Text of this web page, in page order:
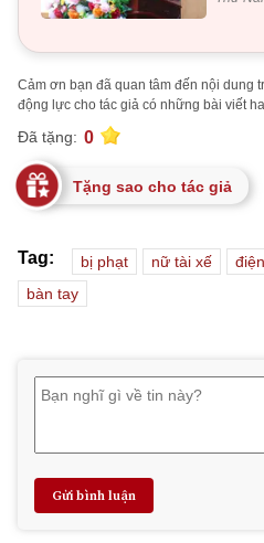
Cảm ơn bạn đã quan tâm đến nội dung
động lực cho tác giả có những bài viết
Đã tặng: 0
Tặng sao cho tác giả
Tag: bị phạt nữ tài xế
bàn tay
Gửi bình luận